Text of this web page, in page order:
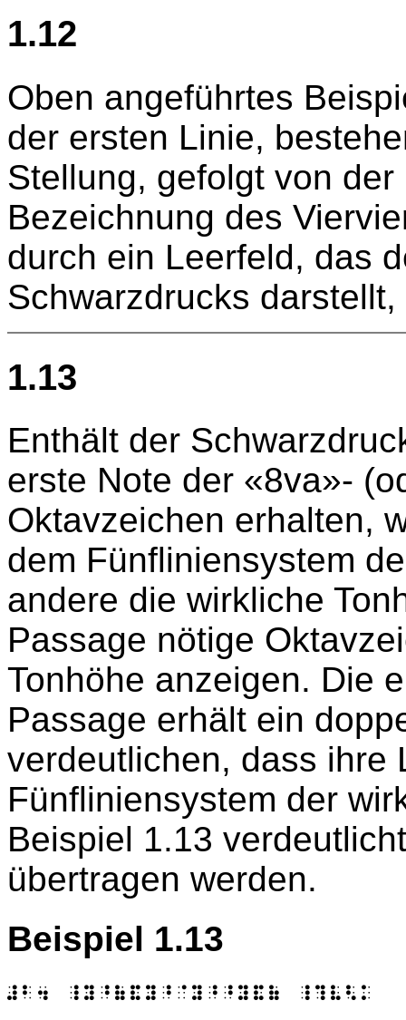
1.12
Oben angeführtes
der ersten Linie,
Stellung, gefolgt von
Bezeichnung des
durch ein Leerfeld, das
Schwarzdrucks
1.13
Enthält der
erste Note der «8va»-
Oktavzeichen erhalten,
dem Fünfliniensystem
andere die wirkliche
Passage nötige
Tonhöhe anzeigen. Die
Passage erhält ein
verdeutlichen, dass ihre
Fünfliniensystem der
Beispiel 1.13
übertragen werden.
Beispiel 1.13